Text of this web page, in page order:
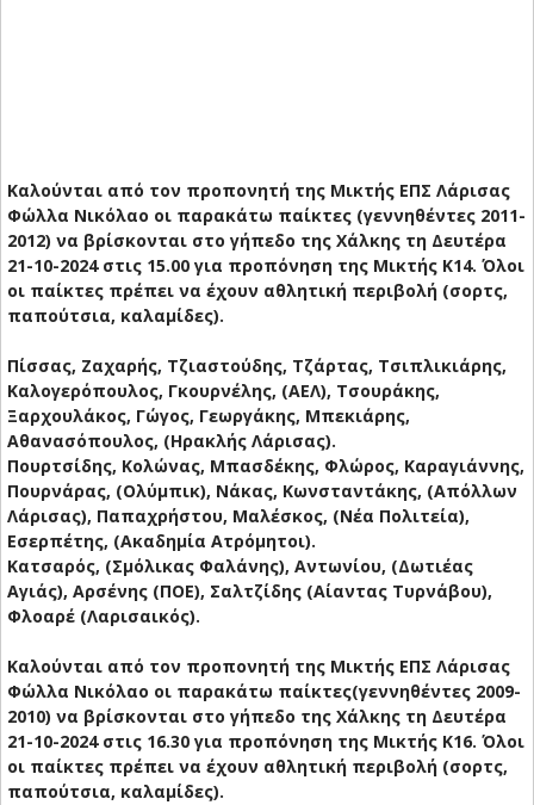
Καλούνται από τον προπονητή της Μικτής ΕΠΣ Λάρισας
Φώλλα Νικόλαο οι παρακάτω παίκτες (γεννηθέντες 2011-
2012) να βρίσκονται στο γήπεδο της Χάλκης τη Δευτέρα
21-10-2024 στις 15.00 για προπόνηση της Μικτής Κ14. Όλοι
οι παίκτες πρέπει να έχουν αθλητική περιβολή (σορτς,
παπούτσια, καλαμίδες).
Πίσσας, Ζαχαρής, Τζιαστούδης, Τζάρτας, Τσιπλικιάρης,
Καλογερόπουλος, Γκουρνέλης, (ΑΕΛ), Τσουράκης,
Ξαρχουλάκος, Γώγος, Γεωργάκης, Μπεκιάρης,
Αθανασόπουλος, (Ηρακλής Λάρισας).
Πουρτσίδης, Κολώνας, Μπασδέκης, Φλώρος, Καραγιάννης,
Πουρνάρας, (Ολύμπικ), Νάκας, Κωνσταντάκης, (Απόλλων
Λάρισας), Παπαχρήστου, Μαλέσκος, (Νέα Πολιτεία),
Εσερπέτης, (Ακαδημία Ατρόμητοι).
Κατσαρός, (Σμόλικας Φαλάνης), Αντωνίου, (Δωτιέας
Αγιάς), Αρσένης (ΠΟΕ), Σαλτζίδης (Αίαντας Τυρνάβου),
Φλοαρέ (Λαρισαικός).
Καλούνται από τον προπονητή της Μικτής ΕΠΣ Λάρισας
Φώλλα Νικόλαο οι παρακάτω παίκτες(γεννηθέντες 2009-
2010) να βρίσκονται στο γήπεδο της Χάλκης τη Δευτέρα
21-10-2024 στις 16.30 για προπόνηση της Μικτής Κ16. Όλοι
οι παίκτες πρέπει να έχουν αθλητική περιβολή (σορτς,
παπούτσια, καλαμίδες).